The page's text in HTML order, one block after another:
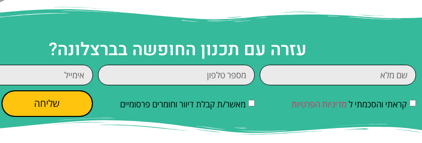
עזרה עם תכנון החופשה בברצלונה?
קראתי והסכמתי ל מדיניות הפרטיות מאשר/ת קבלת דיוור וחומרים פרסומיים שליחה